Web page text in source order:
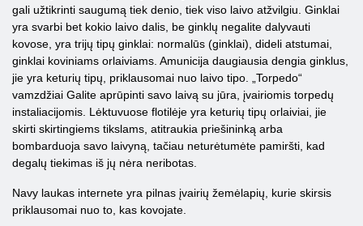
gali užtikrinti saugumą tiek denio, tiek viso laivo atžvilgiu. Ginklai
yra svarbi bet kokio laivo dalis, be ginklų negalite dalyvauti
kovose, yra trijų tipų ginklai: normalūs (ginklai), dideli atstumai,
ginklai koviniams orlaiviams. Amunicija daugiausia dengia ginklus,
jie yra keturių tipų, priklausomai nuo laivo tipo. „Torpedo“
vamzdžiai Galite aprūpinti savo laivą su jūra, įvairiomis torpedų
instaliacijomis. Lėktuvuose flotilėje yra keturių tipų orlaiviai, jie
skirti skirtingiems tikslams, atitraukia priešininką arba
bombarduoja savo laivyną, tačiau neturėtumėte pamiršti, kad
degalų tiekimas iš jų nėra neribotas.
Navy laukas internete yra pilnas įvairių žemėlapių, kurie skirsis
priklausomai nuo to, kas kovojate.